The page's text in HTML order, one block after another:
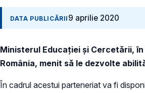
DATA PUBLICĂRII 9 aprilie 2020
Ministerul Educației și Cercetării,
România, menit să le dezvolte
În cadrul acestui parteneriat va fi